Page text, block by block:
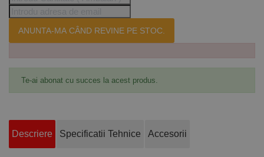
ANUNTA-MA CÂND REVINE PE STOC.
Te-ai abonat cu succes la acest produs.
Descriere Specificatii Tehnice Accesorii